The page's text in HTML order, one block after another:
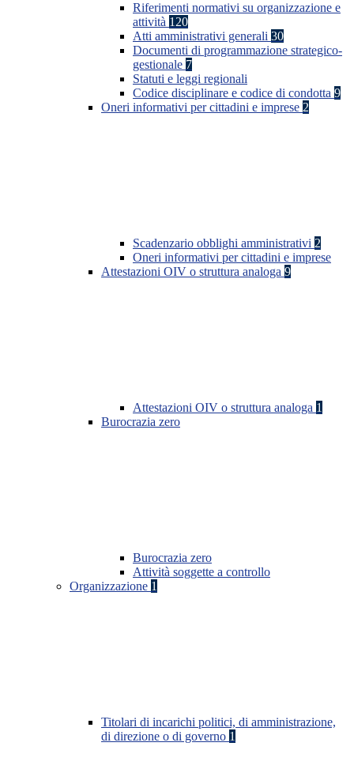
Riferimenti normativi su organizzazione e
attività 120
Atti amministrativi generali 30
Documenti di programmazione strategico-
gestionale 7
Statuti e leggi regionali
Codice disciplinare e codice di condotta 9
Oneri informativi per cittadini e imprese 2
Scadenzario obblighi amministrativi 2
Oneri informativi per cittadini e imprese
Attestazioni OIV o struttura analoga 9
Attestazioni OIV o struttura analoga 1
Burocrazia zero
Burocrazia zero
Attività soggette a controllo
Organizzazione 1
Titolari di incarichi politici, di amministrazione,
di direzione o di governo 1